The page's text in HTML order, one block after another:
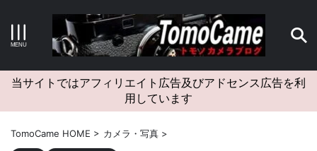
キーワードで検索する
カテゴリー
当サイトではアフィリエイト広告及びアドセンス広告を利
用しています
TomoCame HOME > カメラ・写真 >